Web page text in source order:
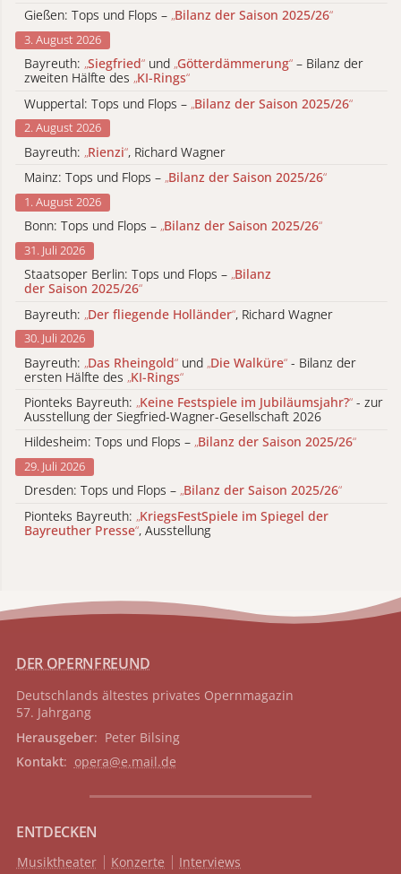
Gießen: Tops und Flops – „Bilanz der Saison 2025/26“
3. August 2026
Bayreuth: „Siegfried“ und „Götterdämmerung“ – Bilanz der
zweiten Hälfte des „KI-Rings“
Wuppertal: Tops und Flops – „Bilanz der Saison 2025/26“
2. August 2026
Bayreuth: „Rienzi“, Richard Wagner
Mainz: Tops und Flops – „Bilanz der Saison 2025/26“
1. August 2026
Bonn: Tops und Flops – „Bilanz der Saison 2025/26“
31. Juli 2026
Staatsoper Berlin: Tops und Flops – „Bilanz
der Saison 2025/26“
Bayreuth: „Der fliegende Holländer“, Richard Wagner
30. Juli 2026
Bayreuth: „Das Rheingold“ und „Die Walküre“ - Bilanz der
ersten Hälfte des „KI-Rings“
Pionteks Bayreuth: „Keine Festspiele im Jubiläumsjahr?“ - zur
Ausstellung der Siegfried-Wagner-Gesellschaft 2026
Hildesheim: Tops und Flops – „Bilanz der Saison 2025/26“
29. Juli 2026
Dresden: Tops und Flops – „Bilanz der Saison 2025/26“
Pionteks Bayreuth: „KriegsFestSpiele im Spiegel der
Bayreuther Presse“, Ausstellung
DER OPERNFREUND
Deutschlands ältestes privates Opernmagazin
57. Jahrgang
Herausgeber: Peter Bilsing
Kontakt: opera@e.mail.de
ENTDECKEN
Musiktheater Konzerte Interviews